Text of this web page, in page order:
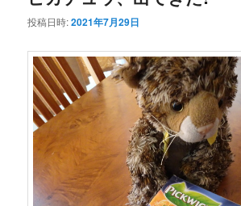
投稿日時:2021年7月29日